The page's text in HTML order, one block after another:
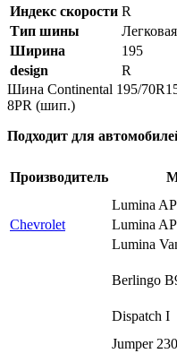
Индекс скорости R
Тип шины
Легковая
Ширина
195
design
R
Шина Continental 195/
8PR (шип.)
Подходит для
Производитель
Chevrolet
Lumina
Lumina
Lumina
Berlingo
Dispatch I
Jumper 230